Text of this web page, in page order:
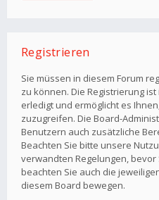
Registrieren
Sie müssen in diesem Forum
zu können. Die Registrierung
erledigt und ermöglicht es
zuzugreifen. Die Board-
Benutzern auch zusätzliche
Beachten Sie bitte unsere
verwandten Regelungen, bevor
beachten Sie auch die
diesem Board bewegen.